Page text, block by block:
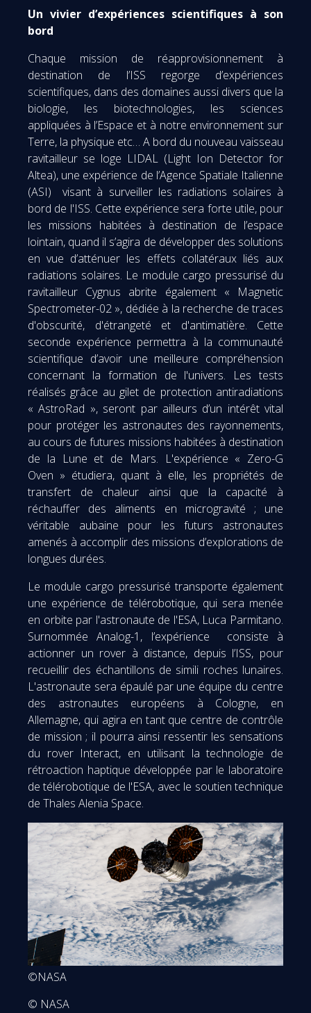
Un vivier d’expériences scientifiques à son
bord
Chaque mission de réapprovisionnement à
destination de l’ISS regorge d’expériences
scientifiques, dans des domaines aussi divers que la
biologie, les biotechnologies, les sciences
appliquées à l’Espace et à notre environnement sur
Terre, la physique etc… A bord du nouveau vaisseau
ravitailleur se loge LIDAL (Light Ion Detector for
Altea), une expérience de l’Agence Spatiale Italienne
(ASI) visant à surveiller les radiations solaires à
bord de l'ISS. Cette expérience sera forte utile, pour
les missions habitées à destination de l’espace
lointain, quand il s’agira de développer des solutions
en vue d’atténuer les effets collatéraux liés aux
radiations solaires. Le module cargo pressurisé du
ravitailleur Cygnus abrite également « Magnetic
Spectrometer-02 », dédiée à la recherche de traces
d'obscurité, d'étrangeté et d'antimatière. Cette
seconde expérience permettra à la communauté
scientifique d’avoir une meilleure compréhension
concernant la formation de l'univers. Les tests
réalisés grâce au gilet de protection antiradiations
« AstroRad », seront par ailleurs d’un intérêt vital
pour protéger les astronautes des rayonnements,
au cours de futures missions habitées à destination
de la Lune et de Mars. L'expérience « Zero-G
Oven » étudiera, quant à elle, les propriétés de
transfert de chaleur ainsi que la capacité à
réchauffer des aliments en microgravité ; une
véritable aubaine pour les futurs astronautes
amenés à accomplir des missions d’explorations de
longues durées.
Le module cargo pressurisé transporte également
une expérience de télérobotique, qui sera menée
en orbite par l'astronaute de l'ESA, Luca Parmitano.
Surnommée Analog-1, l’expérience consiste à
actionner un rover à distance, depuis l’ISS, pour
recueillir des échantillons de simili roches lunaires.
L'astronaute sera épaulé par une équipe du centre
des astronautes européens à Cologne, en
Allemagne, qui agira en tant que centre de contrôle
de mission ; il pourra ainsi ressentir les sensations
du rover Interact, en utilisant la technologie de
rétroaction haptique développée par le laboratoire
de télérobotique de l'ESA, avec le soutien technique
de Thales Alenia Space.
©NASA
© NASA